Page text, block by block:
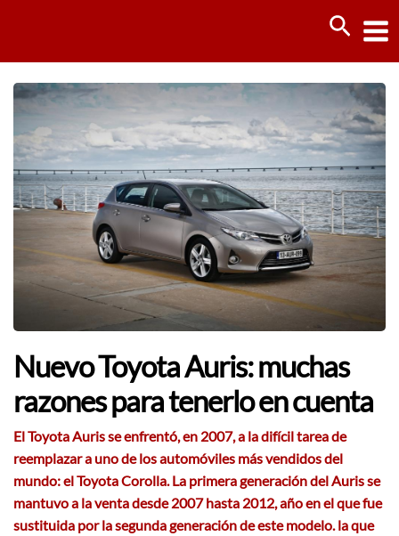
Nuevo Toyota Auris: muchas
razones para tenerlo en cuenta
ElToyota Aurisse enfrentó, en 2007, a la difícil tarea de
reemplazar a uno de los automóviles más vendidos del
mundo: elToyota Corolla. La primera generación del Auris se
mantuvo a la venta desde 2007 hasta 2012, año en el que fue
sustituida por la segunda generación de este modelo. la que